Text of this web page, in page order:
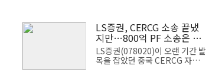
LS증권, CERCG 소송 끝냈
지만…800억 PF 소송은 미
충당
LS증권(078020)이 오랜 기간 발
목을 잡았던 중국 CERCG 자산